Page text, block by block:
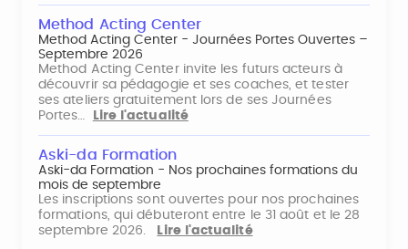
Method Acting Center
Method Acting Center - Journées Portes Ouvertes –
Septembre 2026
Method Acting Center invite les futurs acteurs à
découvrir sa pédagogie et ses coaches, et tester
ses ateliers gratuitement lors de ses Journées
Portes…
Lire l'actualité
Aski-da Formation
Aski-da Formation - Nos prochaines formations du
mois de septembre
Les inscriptions sont ouvertes pour nos prochaines
formations, qui débuteront entre le 31 août et le 28
septembre 2026.
Lire l'actualité